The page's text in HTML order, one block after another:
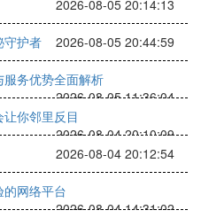
2026-08-05 20:14:13
守护者 2026-08-05 20:44:59
务优势全面解析
2026-08-05 11:36:04
你邻里反目
2026-08-04 20:10:09
2026-08-04 20:12:54
网络平台
2026-08-04 14:31:02